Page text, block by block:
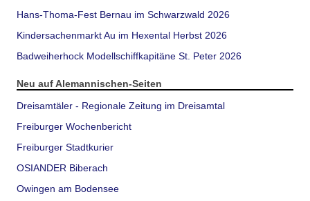
Hans-Thoma-Fest Bernau im Schwarzwald 2026
Kindersachenmarkt Au im Hexental Herbst 2026
Badweiherhock Modellschiffkapitäne St. Peter 2026
Neu auf Alemannischen-Seiten
Dreisamtäler - Regionale Zeitung im Dreisamtal
Freiburger Wochenbericht
Freiburger Stadtkurier
OSIANDER Biberach
Owingen am Bodensee